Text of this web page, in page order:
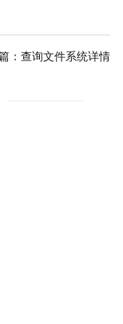
： 查询文件系统详情